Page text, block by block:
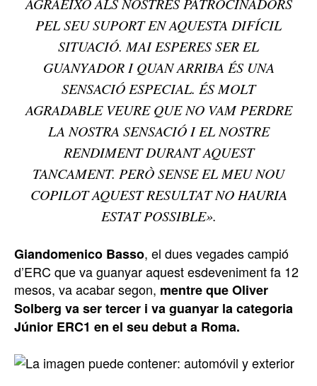
PEL SEU SUPORT EN AQUESTA DIFÍCIL
SITUACIÓ. MAI ESPERES SER EL
GUANYADOR I QUAN ARRIBA ÉS UNA
SENSACIÓ ESPECIAL. ÉS MOLT
AGRADABLE VEURE QUE NO VAM PERDRE
LA NOSTRA SENSACIÓ I EL NOSTRE
RENDIMENT DURANT AQUEST
TANCAMENT. PERÒ SENSE EL MEU NOU
COPILOT AQUEST RESULTAT NO HAURIA
ESTAT POSSIBLE».
Giandomenico Basso, el dues vegades campió
d’ERC que va guanyar aquest esdeveniment fa 12
mesos, va acabar segon, mentre que Oliver
Solberg va ser tercer i va guanyar la categoria
Júnior ERC1 en el seu debut a Roma.